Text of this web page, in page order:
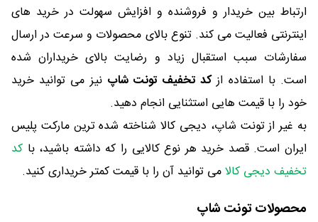
ارتباط بین خریدار و فروشنده و افزایش سهولت در خرید های
اینترنتی فعالیت می کند. تنوع بالای محصولات و سرعت در ارسال
سفارشات سبب استقبال زیاد و رضایت بالای خریداران شده
است. با استفاده ازکد تخفیف تونت شاپ نیز می توانید خرید
خود را با قیمت هایی استثنایی انجام دهید.
به غیر از تونت شاپ، دیجی کالا شناخته شده ترین مارکت پلیس
ایران است. قصد خرید هر نوع کالایی را که داشته باشید، با کد
تخفیف دیجی کالامی توانید آن را با قیمت کمتر خریداری کنید.
محصولات تونت شاپ